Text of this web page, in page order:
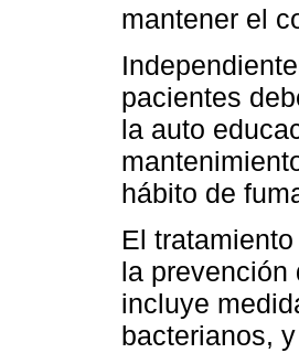
mantener el
pacientes
la auto
hábito de
El
la prevención
incluye
bacterianos,